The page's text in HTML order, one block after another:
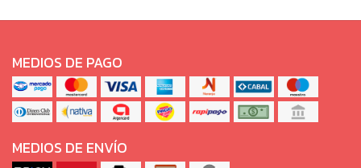
MEDIOS DE PAGO
MEDIOS DE ENVÍO